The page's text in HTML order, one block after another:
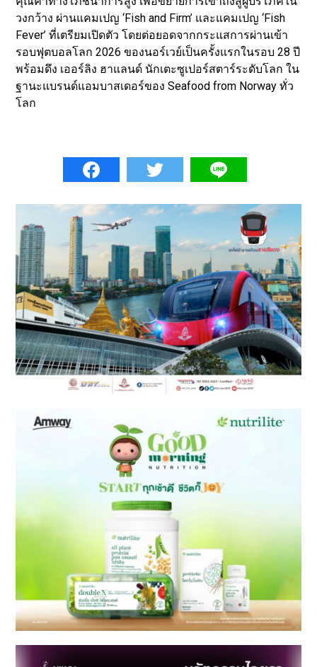
วงกว้าง ผ่านแคมเปญ ‘Fish and Firm’ และแคมเปญ ‘Fish
Fever’ ที่เตรียมเปิดตัว โดยต่อยอดจากกระแสการผ่านเข้า
รอบฟุตบอลโลก 2026 ของนอร์เวย์เป็นครั้งแรกในรอบ 28 ปี
พร้อมดึง เออร์ลิง ฮาแลนด์ นักเตะซูเปอร์สตาร์ระดับโลก ใน
ฐานะแบรนด์แอมบาสเดอร์ของ Seafood from Norway ทั่ว
โลก